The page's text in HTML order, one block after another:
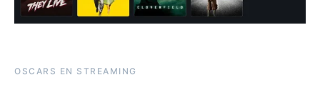
OSCARS EN STREAMING